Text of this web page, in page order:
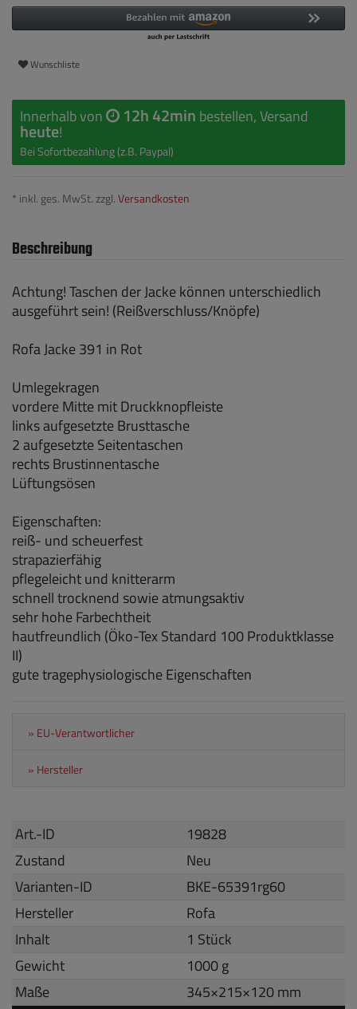
Wunschliste
Innerhalb von 12h 42min bestellen, Versand
heute!
Bei Sofortbezahlung (z.B. Paypal)
* inkl. ges. MwSt. zzgl.Versandkosten
Beschreibung
Achtung! Taschen der Jacke können unterschiedlich
ausgeführt sein! (Reißverschluss/Knöpfe)
Rofa Jacke 391 in Rot
Umlegekragen
vordere Mitte mit Druckknopfleiste
links aufgesetzte Brusttasche
2 aufgesetzte Seitentaschen
rechts Brustinnentasche
Lüftungsösen
Eigenschaften:
reiß- und scheuerfest
strapazierfähig
pflegeleicht und knitterarm
schnell trocknend sowie atmungsaktiv
sehr hohe Farbechtheit
hautfreundlich (Öko-Tex Standard 100 Produktklasse
II)
gute tragephysiologische Eigenschaften
» EU-Verantwortlicher
» Hersteller
Art.-ID
19828
Zustand
Neu
Varianten-ID
BKE-65391rg60
Hersteller
Rofa
Inhalt
1 Stück
Gewicht
1000 g
Maße
345×215×120mm